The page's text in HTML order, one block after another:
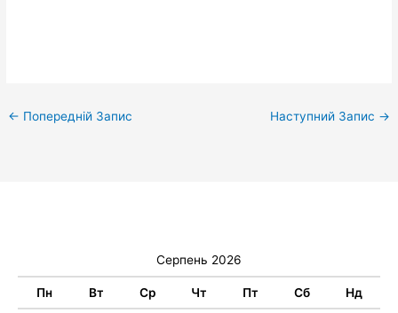
← Попередній Запис Наступний Запис →
Серпень 2026
Пн Вт Ср Чт Пт Сб Нд